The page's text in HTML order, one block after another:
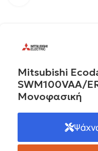
Mitsubishi
SWM100VAA/
Μονοφασική